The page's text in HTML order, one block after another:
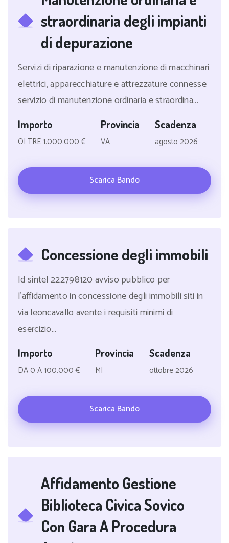
straordinaria degli impianti
di depurazione
Servizi di riparazione e manutenzione di macchinari
elettrici, apparecchiature e attrezzature connesse
servizio di manutenzione ordinaria e straordina...
Importo
OLTRE 1.000.000 €
Provincia
VA
Scadenza
agosto 2026
Scarica Bando
Concessione degli immobili
Id sintel 222798120 avviso pubblico per
l'affidamento in concessione degli immobili siti in
via leoncavallo avente i requisiti minimi di
esercizio...
Importo
DA 0 A 100.000 €
Provincia
MI
Scadenza
ottobre 2026
Scarica Bando
Affidamento Gestione
Biblioteca Civica Sovico
Con Gara A Procedura